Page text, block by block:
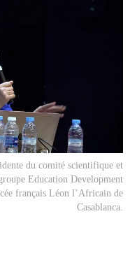
du comité scientifique et
Education Development
français Léon l’Africain de
Casablanca.